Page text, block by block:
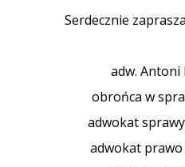
Serdecznie
adw.
obrońca w
adwokat
adwokat